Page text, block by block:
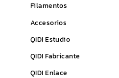
Filamentos
Accesorios
QIDIEstudio
QIDIFabricante
QIDIEnlace